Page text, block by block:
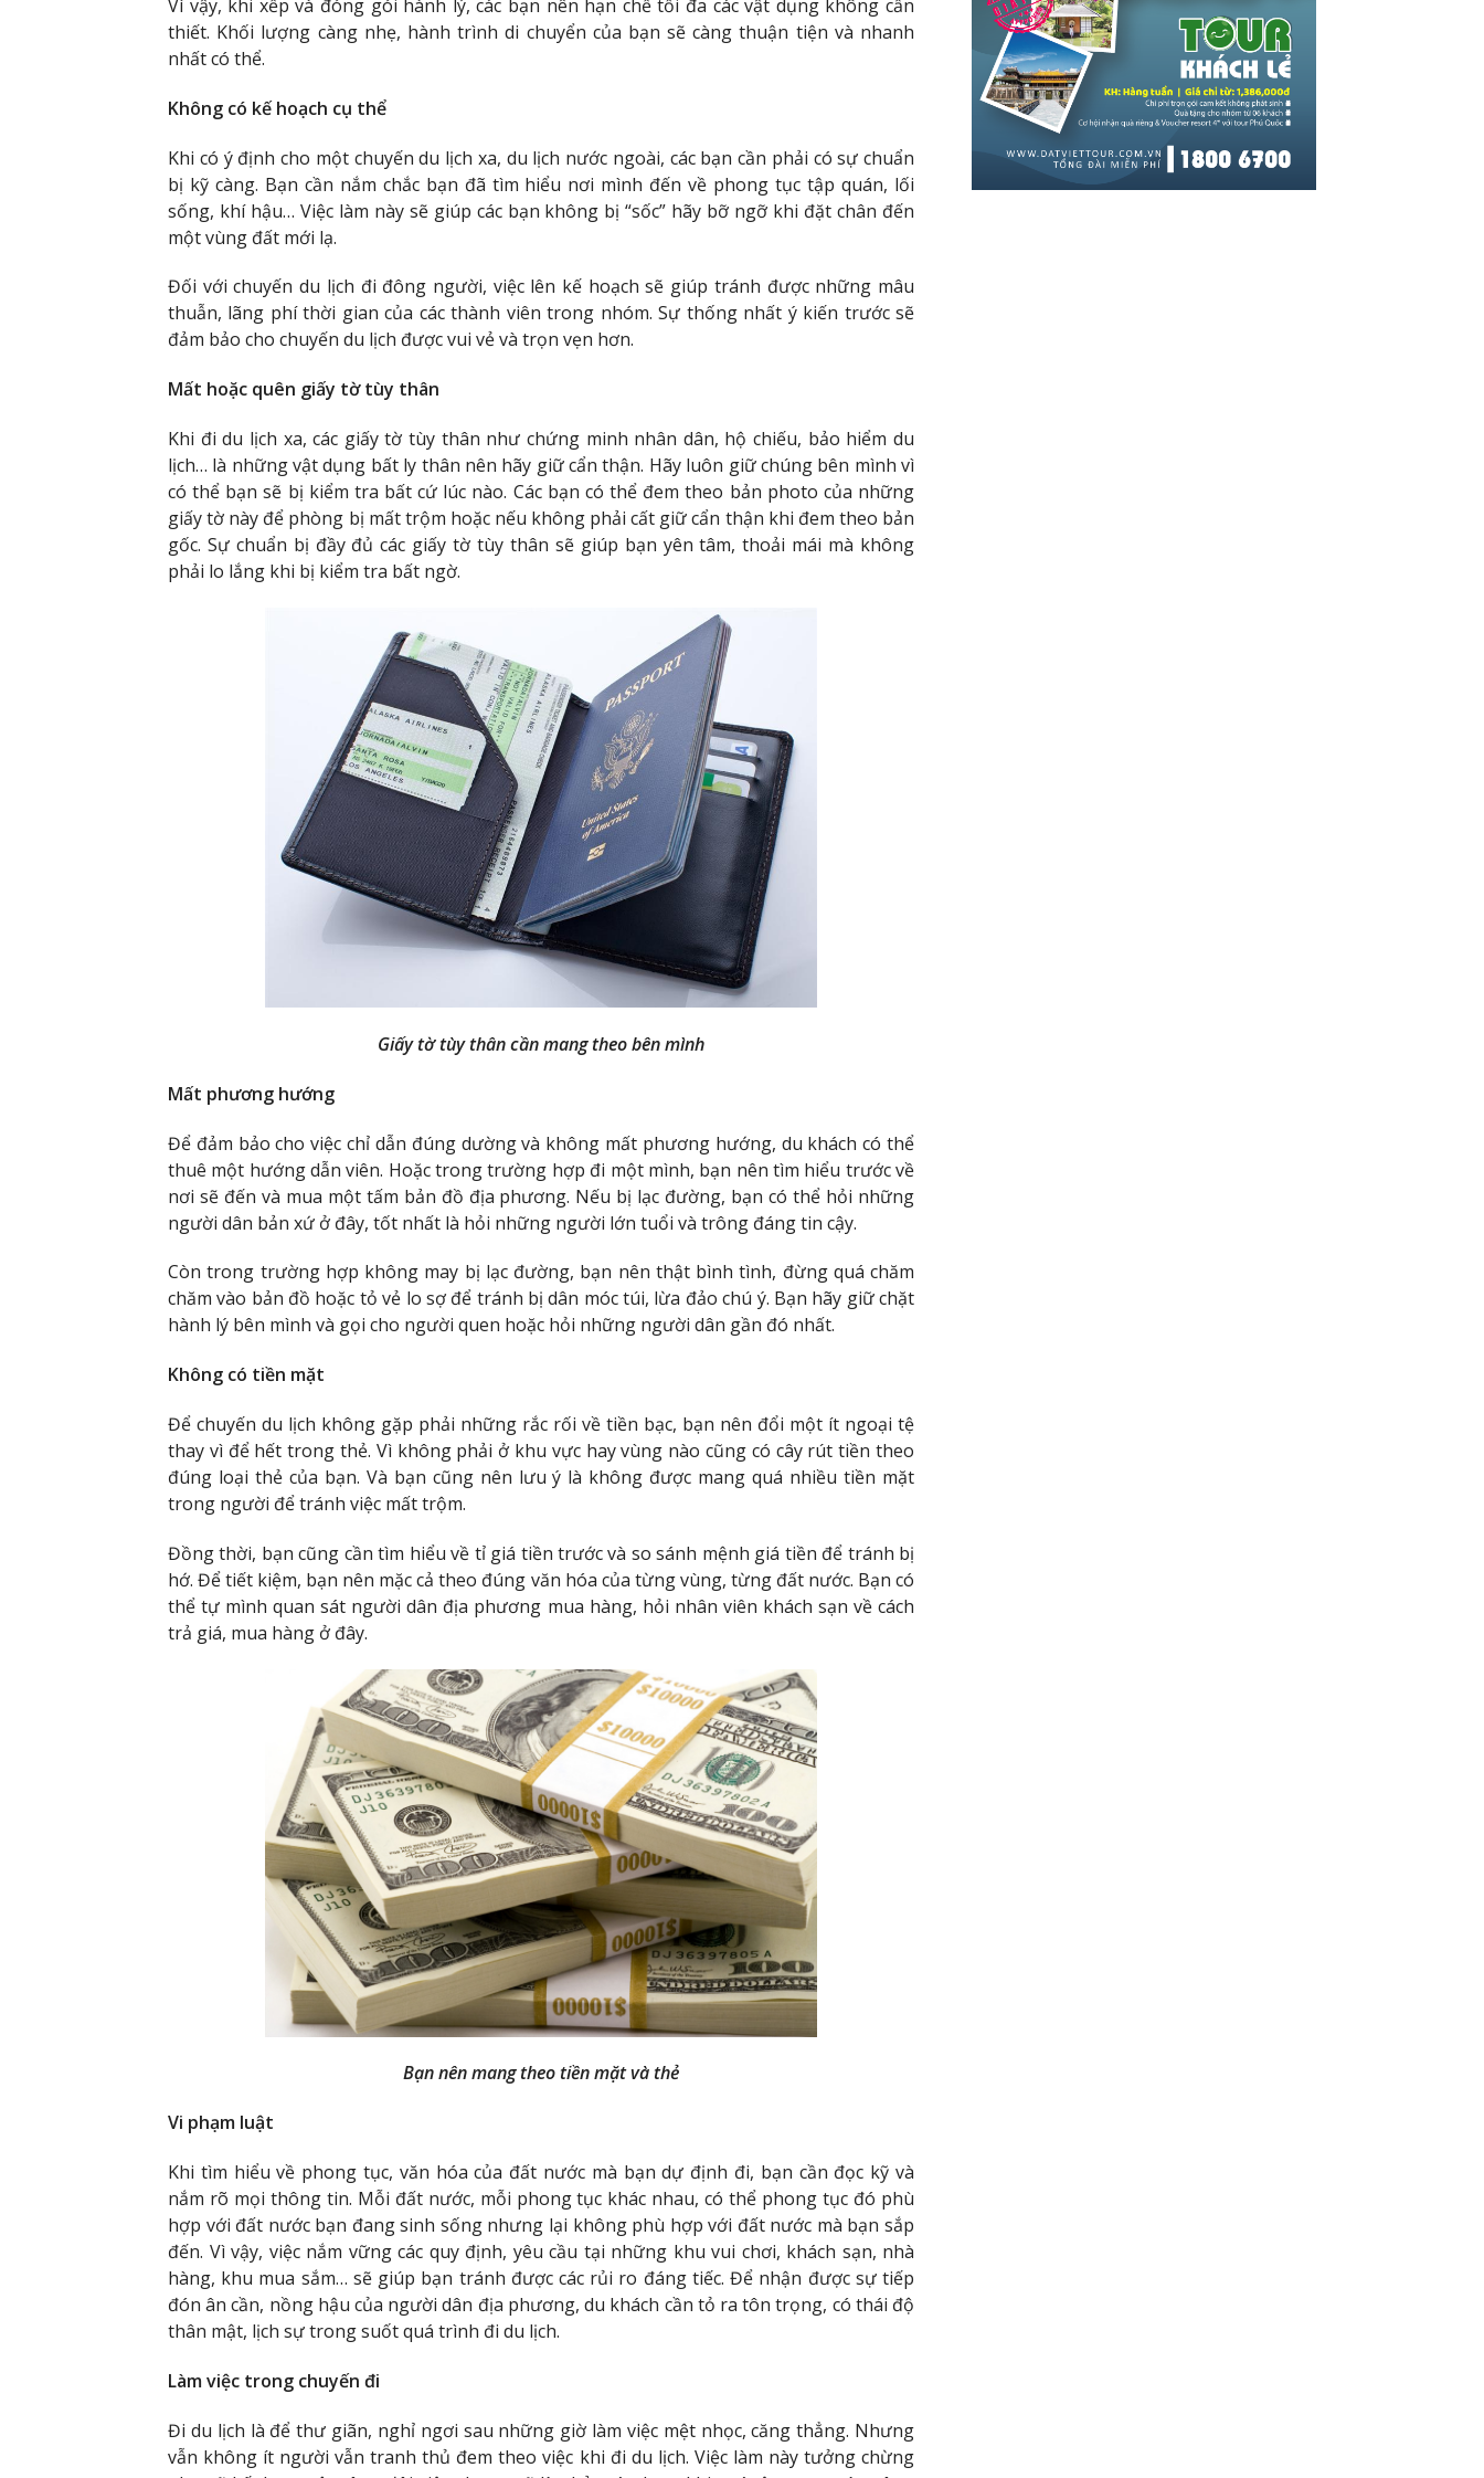
Vì vậy, khi xếp và đóng gói hành lý, các bạn nên hạn chế tối đa các vật dụng không cần
thiết. Khối lượng càng nhẹ, hành trình di chuyển của bạn sẽ càng thuận tiện và nhanh
nhất có thể.
Không có kế hoạch cụ thể
Khi có ý định cho một chuyến du lịch xa, du lịch nước ngoài, các bạn cần phải có sự chuẩn
bị kỹ càng. Bạn cần nắm chắc bạn đã tìm hiểu nơi mình đến về phong tục tập quán, lối
sống, khí hậu… Việc làm này sẽ giúp các bạn không bị “sốc” hãy bỡ ngỡ khi đặt chân đến
một vùng đất mới lạ.
Đối với chuyến du lịch đi đông người, việc lên kế hoạch sẽ giúp tránh được những mâu
thuẫn, lãng phí thời gian của các thành viên trong nhóm. Sự thống nhất ý kiến trước sẽ
đảm bảo cho chuyến du lịch được vui vẻ và trọn vẹn hơn.
Mất hoặc quên giấy tờ tùy thân
Khi đi du lịch xa, các giấy tờ tùy thân như chứng minh nhân dân, hộ chiếu, bảo hiểm du
lịch… là những vật dụng bất ly thân nên hãy giữ cẩn thận. Hãy luôn giữ chúng bên mình vì
có thể bạn sẽ bị kiểm tra bất cứ lúc nào. Các bạn có thể đem theo bản photo của những
giấy tờ này để phòng bị mất trộm hoặc nếu không phải cất giữ cẩn thận khi đem theo bản
gốc. Sự chuẩn bị đầy đủ các giấy tờ tùy thân sẽ giúp bạn yên tâm, thoải mái mà không
phải lo lắng khi bị kiểm tra bất ngờ.
Giấy tờ tùy thân cần mang theo bên mình
Mất phương hướng
Để đảm bảo cho việc chỉ dẫn đúng dường và không mất phương hướng, du khách có thể
thuê một hướng dẫn viên. Hoặc trong trường hợp đi một mình, bạn nên tìm hiểu trước về
nơi sẽ đến và mua một tấm bản đồ địa phương. Nếu bị lạc đường, bạn có thể hỏi những
người dân bản xứ ở đây, tốt nhất là hỏi những người lớn tuổi và trông đáng tin cậy.
Còn trong trường hợp không may bị lạc đường, bạn nên thật bình tình, đừng quá chăm
chăm vào bản đồ hoặc tỏ vẻ lo sợ để tránh bị dân móc túi, lừa đảo chú ý. Bạn hãy giữ chặt
hành lý bên mình và gọi cho người quen hoặc hỏi những người dân gần đó nhất.
Không có tiền mặt
Để chuyến du lịch không gặp phải những rắc rối về tiền bạc, bạn nên đổi một ít ngoại tệ
thay vì để hết trong thẻ. Vì không phải ở khu vực hay vùng nào cũng có cây rút tiền theo
đúng loại thẻ của bạn. Và bạn cũng nên lưu ý là không được mang quá nhiều tiền mặt
trong người để tránh việc mất trộm.
Đồng thời, bạn cũng cần tìm hiểu về tỉ giá tiền trước và so sánh mệnh giá tiền để tránh bị
hớ. Để tiết kiệm, bạn nên mặc cả theo đúng văn hóa của từng vùng, từng đất nước. Bạn có
thể tự mình quan sát người dân địa phương mua hàng, hỏi nhân viên khách sạn về cách
trả giá, mua hàng ở đây.
Bạn nên mang theo tiền mặt và thẻ
Vi phạm luật
Khi tìm hiểu về phong tục, văn hóa của đất nước mà bạn dự định đi, bạn cần đọc kỹ và
nắm rõ mọi thông tin. Mỗi đất nước, mỗi phong tục khác nhau, có thể phong tục đó phù
hợp với đất nước bạn đang sinh sống nhưng lại không phù hợp với đất nước mà bạn sắp
đến. Vì vậy, việc nắm vững các quy định, yêu cầu tại những khu vui chơi, khách sạn, nhà
hàng, khu mua sắm… sẽ giúp bạn tránh được các rủi ro đáng tiếc. Để nhận được sự tiếp
đón ân cần, nồng hậu của người dân địa phương, du khách cần tỏ ra tôn trọng, có thái độ
thân mật, lịch sự trong suốt quá trình đi du lịch.
Làm việc trong chuyến đi
Đi du lịch là để thư giãn, nghỉ ngơi sau những giờ làm việc mệt nhọc, căng thẳng. Nhưng
vẫn không ít người vẫn tranh thủ đem theo việc khi đi du lịch. Việc làm này tưởng chừng